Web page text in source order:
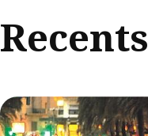
Recents